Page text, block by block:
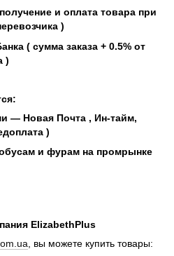
и оплата товара при
)
( сумма заказа + 0.5% от
)
― Новая Почта , Ин-тайм,
)
и фурам на промрынке
ElizabethPlus
, вы можете купить товары: